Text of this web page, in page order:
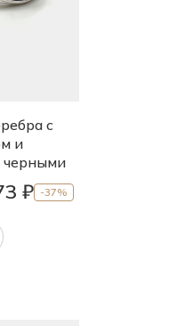
с
и
черными
₽ -37%